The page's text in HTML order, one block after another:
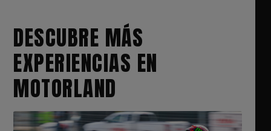
DESCUBRE MÁS
EXPERIENCIAS EN
MOTORLAND